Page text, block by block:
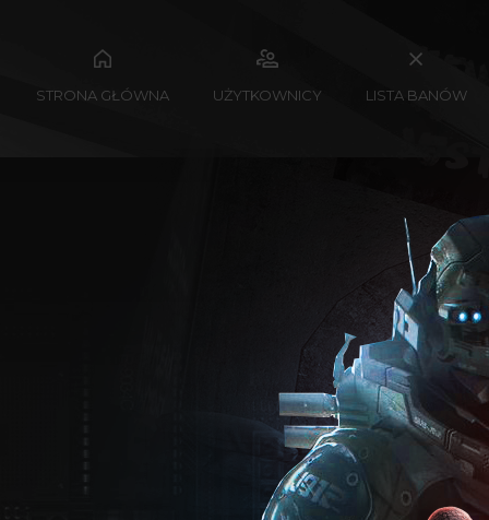
STRONA GŁÓWNA UŻYTKOWNICY LISTA BANÓW